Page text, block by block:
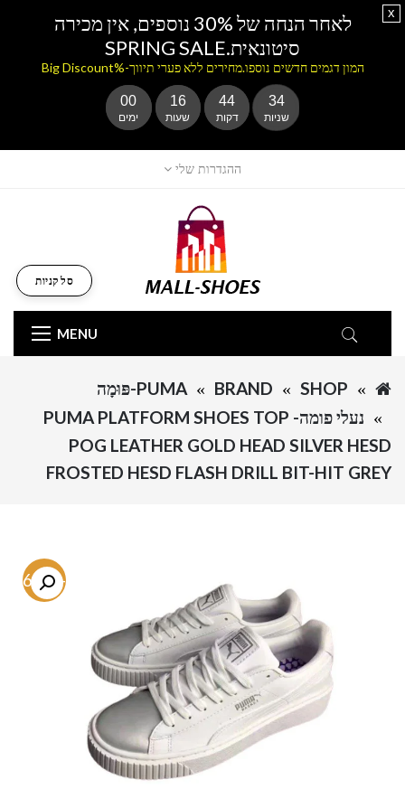
ההגדרות שלי
MENU
סל קניות
SHOP
BRAND
PUMA-פּוּמָה
נעלי פומה- PUMA PLATFORM SHOES TOP
POG LEATHER GOLD HEAD SILVER HESD
FROSTED HESD FLASH DRILL BIT-HIT GREY
-46.8%
לאחר הנחה של 30% נוספים, אין מכירה
סיטונאית.SPRING SALE
המון דגמים חדשים נוספו.מחירים ללא פערי תיווך-%Big Discount
00
ימים
16
שעות
44
דקות
34
שניות
x